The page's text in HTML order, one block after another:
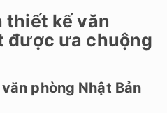
thiết kế văn
được ưa chuộng
phòng Nhật Bản